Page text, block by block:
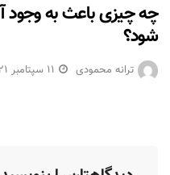
چه چیزی باعث به
شود؟
ترانه محمودی 11 سپتامبر 2021